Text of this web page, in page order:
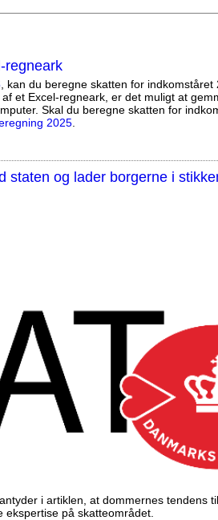
regneark
, kan du beregne skatten for indkomståret
et Excel-regneark, er det muligt at
Skal du beregne skatten for
2025.
staten og lader borgerne i
i artiklen, at dommernes tendens
på skatteområdet.